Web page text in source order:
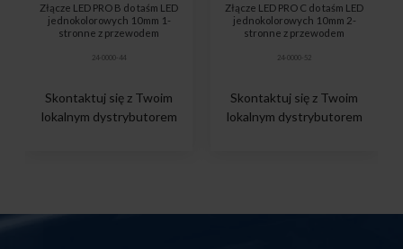
Złącze LED PRO B do taśm LED
jednokolorowych 10mm 1-
stronne z przewodem
24-0000-44
Skontaktuj się z Twoim
lokalnym dystrybutorem
Złącze LED PRO C do taśm LED
jednokolorowych 10mm 2-
stronne z przewodem
24-0000-52
Skontaktuj się z Twoim
lokalnym dystrybutorem